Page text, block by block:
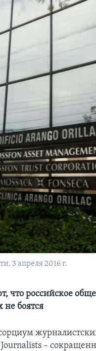
3 апреля 2016 г.
что российское
не боятся
–